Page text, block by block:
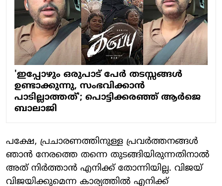
'ഇപ്പോഴും ഒരുപാട് പേര്‍ തടസ്സങ്ങള്‍
ഉണ്ടാക്കുന്നു, സംഭവിക്കാന്‍
പാടില്ലാത്തത്'; പൊട്ടിക്കരഞ്ഞ് ആര്‍ജെ
ബാലാജി
പക്ഷേ, പ്രചാരണത്തിനുള്ള പ്രവർത്തനങ്ങൾ
ഞാൻ നേരത്തെ തന്നെ തുടങ്ങിയിരുന്നതിനാൽ
അത് നിർത്താൻ എനിക്ക് തോന്നിയില്ല. വിജയ്‌
വിജയിക്കുമെന്ന കാര്യത്തിൽ എനിക്ക്